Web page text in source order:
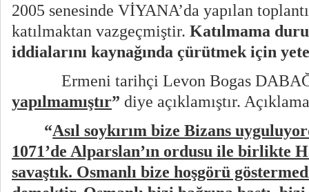
2005 senesinde VİYANA’da yapılan
katılmaktan vazgeçmiştir. Katılmama
iddialarını kaynağında çürütmek için
Ermeni tarihçi Levon Bogas
yapılmamıştır” diye açıklamıştır.
“Asıl soykırım bize Bizans
1071’de Alparslan’ın ordusu ile birlikte
savaştık. Osmanlı bize hoşgörü